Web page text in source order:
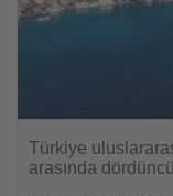
Sie
die
Türkiye
arasında